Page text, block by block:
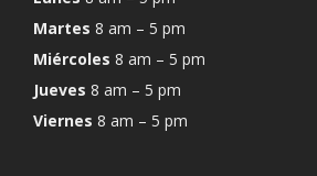
Martes 8 am – 5 pm
Miércoles 8 am – 5 pm
Jueves 8 am – 5 pm
Viernes 8 am – 5 pm